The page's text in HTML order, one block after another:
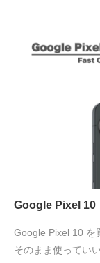
Google Pixel 10
Google Pixel 10 を
そのまま使ってい